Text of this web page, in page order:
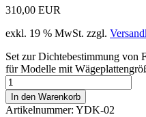
310,00 EUR
exkl. 19 % MwSt. zzgl.
Set zur Dichtebestimmung von
für Modelle mit
In den Warenkorb
Artikelnummer: YDK-02